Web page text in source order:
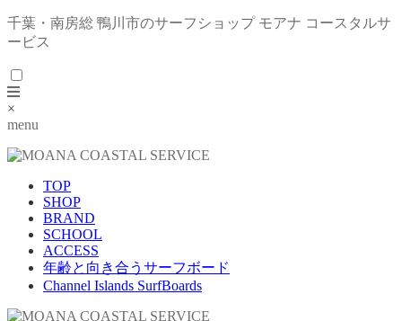
千葉・南房総 鴨川市のサーフショップ モアナ コースタルサ
ービス
×
menu
TOP
SHOP
BRAND
SCHOOL
ACCESS
年齢と向き合うサーフボード
Channel Islands SurfBoards